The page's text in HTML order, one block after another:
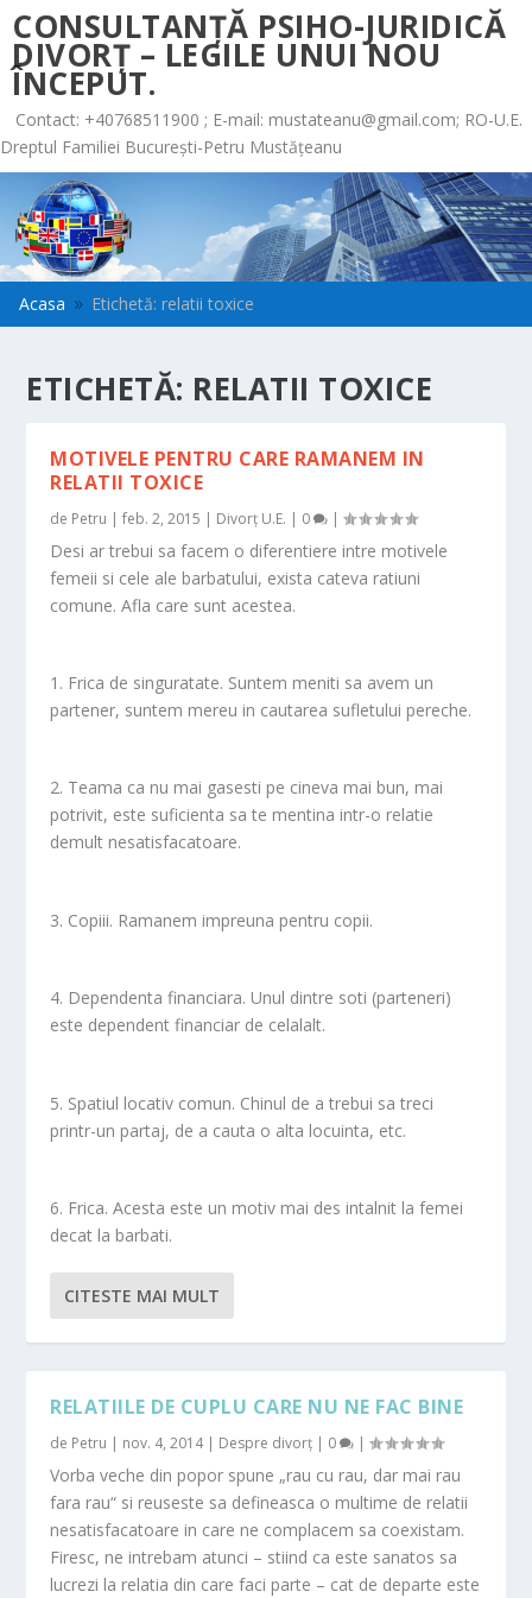
CONSULTANȚĂ PSIHO-JURIDICĂ
DIVORȚ – LEGILE UNUI NOU
ÎNCEPUT.
Contact: +40768511900 ; E-mail: mustateanu@gmail.com; RO-U.E.
Dreptul Familiei București-Petru Mustățeanu
Acasa 9 Etichetă: relatii toxice
ETICHETĂ: RELATII TOXICE
MOTIVELE PENTRU CARE RAMANEM IN
RELATII TOXICE
de Petru |feb. 2, 2015 | Divorț U.E. | 0 |
Desi ar trebui sa facem o diferentiere intre motivele
femeii si cele ale barbatului, exista cateva ratiuni
comune. Afla care sunt acestea.
1. Frica de singuratate. Suntem meniti sa avem un
partener, suntem mereu in cautarea sufletului pereche.
2. Teama ca nu mai gasesti pe cineva mai bun, mai
potrivit, este suficienta sa te mentina intr-o relatie
demult nesatisfacatoare.
3. Copiii. Ramanem impreuna pentru copii.
4. Dependenta financiara. Unul dintre soti (parteneri)
este dependent financiar de celalalt.
5. Spatiul locativ comun. Chinul de a trebui sa treci
printr-un partaj, de a cauta o alta locuinta, etc.
6. Frica. Acesta este un motiv mai des intalnit la femei
decat la barbati.
CITESTE MAI MULT
RELATIILE DE CUPLU CARE NU NE FAC BINE
de Petru | nov. 4, 2014| Despre divorț | 0 |
Vorba veche din popor spune „rau cu rau, dar mai rau
fara rau“ si reuseste sa defineasca o multime de relatii
nesatisfacatoare in care ne complacem sa coexistam.
Firesc, ne intrebam atunci – stiind ca este sanatos sa
lucrezi la relatia din care faci parte – cat de departe este